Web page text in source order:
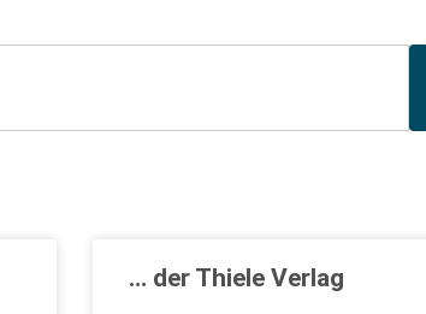
… der Thiele Verlag